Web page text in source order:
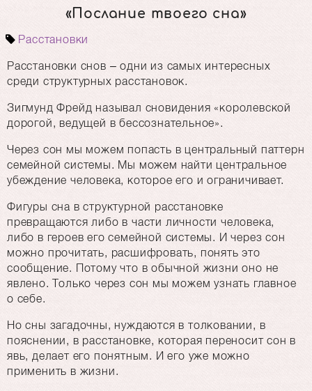
«Послание твоего сна»
Расстановки
Расстановки снов – одни из самых интересных
среди структурных расстановок.
Зигмунд Фрейд называл сновидения «королевской
дорогой, ведущей в бессознательное».
Через сон мы можем попасть в центральный паттерн
семейной системы. Мы можем найти центральное
убеждение человека, которое его и ограничивает.
Фигуры сна в структурной расстановке
превращаются либо в части личности человека,
либо в героев его семейной системы. И через сон
можно прочитать, расшифровать, понять это
сообщение. Потому что в обычной жизни оно не
явлено. Только через сон мы можем узнать главное
о себе.
Но сны загадочны, нуждаются в толковании, в
пояснении, в расстановке, которая переносит сон в
явь, делает его понятным. И его уже можно
применить в жизни.